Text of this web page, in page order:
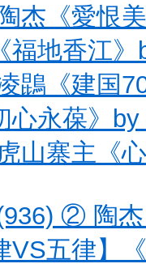
杰《愛恨
福地香江
凌鵾《建国
心永葆》
虎山寨主《
(936) ② 陶
VS五律】